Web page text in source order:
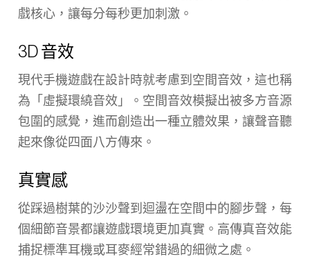
戲核心，讓每分每秒更加刺激。
3D 音效
現代手機遊戲在設計時就考慮到空間音效，這也稱
為「虛擬環繞音效」。空間音效模擬出被多方音源
包圍的感覺，進而創造出一種立體效果，讓聲音聽
起來像從四面八方傳來。
真實感
從踩過樹葉的沙沙聲到迴盪在空間中的腳步聲，每
個細節音景都讓遊戲環境更加真實。高傳真音效能
捕捉標準耳機或耳麥經常錯過的細微之處。